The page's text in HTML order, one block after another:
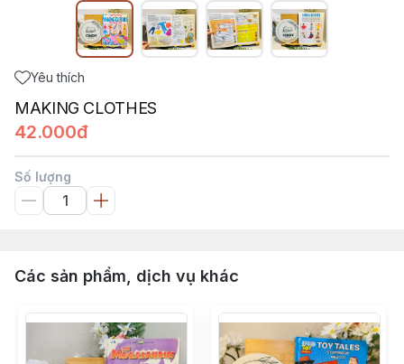
Yêu thích
MAKING CLOTHES
42.000đ
Số lượng
Các sản phẩm, dịch vụ khác